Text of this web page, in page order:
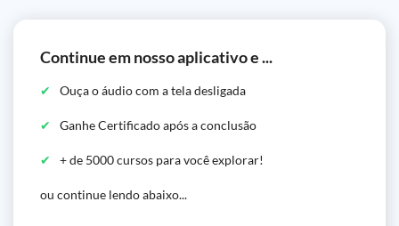
Continue em nosso aplicativo e ...
Ouça o áudio com a tela desligada
Ganhe Certificado após a conclusão
+ de 5000 cursos para você explorar!
ou continue lendo abaixo...